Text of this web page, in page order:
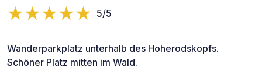
5/5
Wanderparkplatz unterhalb des Hoherodskopfs.
Schöner Platz mitten im Wald.